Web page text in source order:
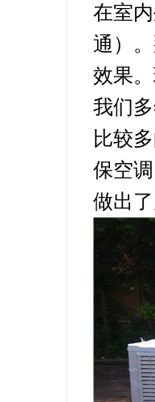
在室
通）
效果
我们
比较
保空
做出